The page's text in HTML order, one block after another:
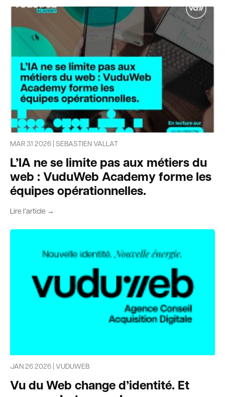
MAR 31 2026 | SEBASTIEN VALLAT
L’IA ne se limite pas aux métiers du
web : VuduWeb Academy forme les
équipes opérationnelles.
Lire l’article →
JAN 26 2026 | VUDUWEB
Vu du Web change d’identité. Et